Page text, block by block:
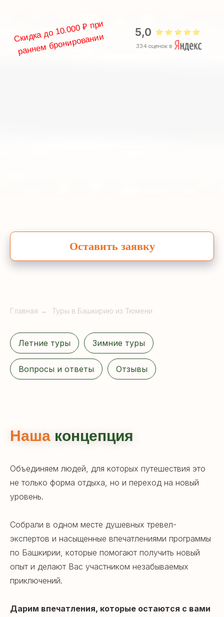
Оставить заявку
Главная → Туры в Башкирию из Тюмени
Летние туры Зимние туры
Вопросы и ответы Отзывы
Наша концепция
Объединяем людей, для которых путешествия это
не только форма отдыха, но и переход на новый
уровень.
Собрали в одном месте душевных тревел-
экспертов и насыщенные впечатлениями программы
по Башкирии, которые помогают получить новый
опыт и делают Вас участником незабываемых
приключений.
Дарим впечатления, которые остаются с вами